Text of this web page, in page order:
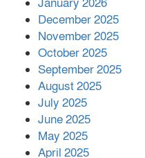
পর
December 2025
November 2025
October 2025
September 2025
August 2025
July 2025
June 2025
May 2025
April 2025